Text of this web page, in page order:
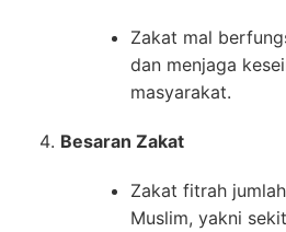
Zakat mal
dan menjaga
masyarakat.
Besaran Zakat
Zakat fitrah
Muslim, yakni